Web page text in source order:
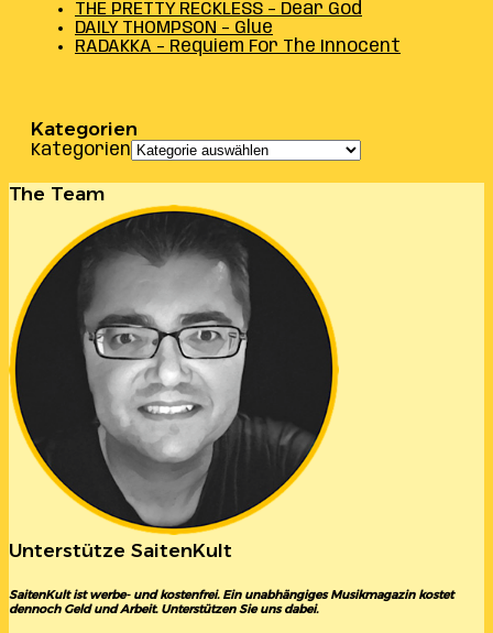
THE PRETTY RECKLESS – Dear God
DAILY THOMPSON – Glue
RADAKKA – Requiem For The Innocent
Kategorien
Kategorien
The Team
Unterstütze SaitenKult
SaitenKult ist werbe- und kostenfrei. Ein unabhängiges Musikmagazin kostet
dennoch Geld und Arbeit. Unterstützen Sie uns dabei.